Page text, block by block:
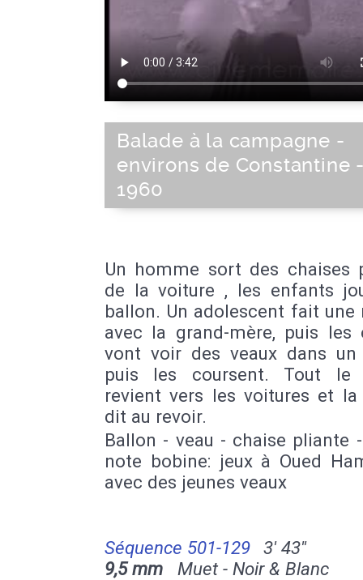
Balade à la campagne -
environs de Constantine
1960
Un homme sort des chaises
de la voiture , les enfants
ballon. Un adolescent fait une
avec la grand-mère, puis les
vont voir des veaux dans un
puis les coursent. Tout le
revient vers les voitures et
dit au revoir.
Ballon - veau - chaise pliante
note bobine: jeux à Oued
avec des jeunes veaux
Séquence 501-129
3' 43''
9,5 mm Muet - Noir & Blanc